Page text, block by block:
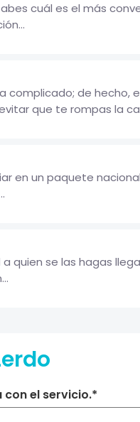
cuál es el más
complicado; de hecho,
que te rompas la
en un paquete
quien se las hagas
el servicio.*